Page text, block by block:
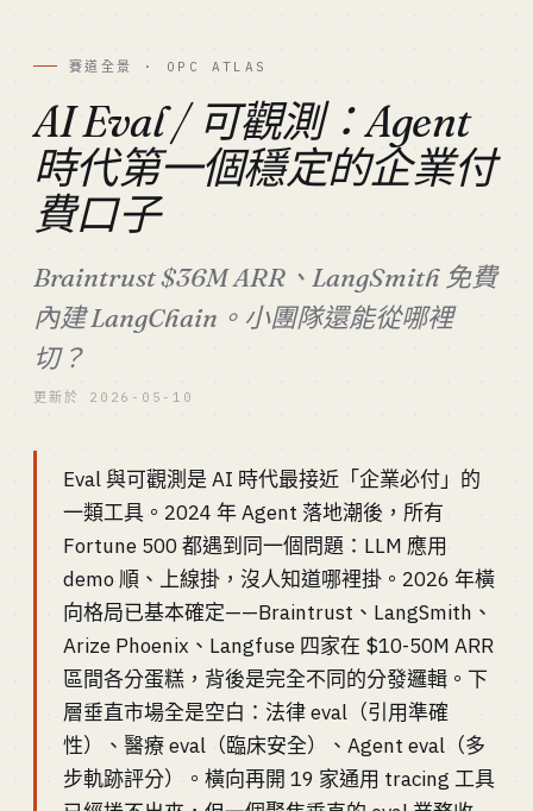
賽道全景 · OPC ATLAS
AI Eval / 可觀測：Agent
時代第一個穩定的企業付
費口子
Braintrust $36M ARR、LangSmith 免費
內建 LangChain。小團隊還能從哪裡
切？
更新於 2026-05-10
Eval 與可觀測是 AI 時代最接近「企業必付」的
一類工具。2024 年 Agent 落地潮後，所有
Fortune 500 都遇到同一個問題：LLM 應用
demo 順、上線掛，沒人知道哪裡掛。2026 年橫
向格局已基本確定——Braintrust、LangSmith、
Arize Phoenix、Langfuse 四家在 $10-50M ARR
區間各分蛋糕，背後是完全不同的分發邏輯。下
層垂直市場全是空白：法律 eval（引用準確
性）、醫療 eval（臨床安全）、Agent eval（多
步軌跡評分）。橫向再開 19 家通用 tracing 工具